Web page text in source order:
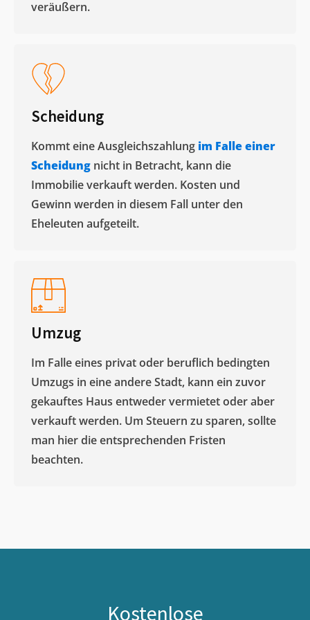
veräußern. ​
Scheidung
Kommt eine Ausgleichszahlung im Falle einer
Scheidung nicht in Betracht, kann die
Immobilie verkauft werden. Kosten und
Gewinn werden in diesem Fall unter den
Eheleuten aufgeteilt.​
Umzug
Im Falle eines privat oder beruflich bedingten
Umzugs in eine andere Stadt, kann ein zuvor
gekauftes Haus entweder vermietet oder aber
verkauft werden. Um Steuern zu sparen, sollte
man hier die entsprechenden Fristen
beachten.
Kostenlose